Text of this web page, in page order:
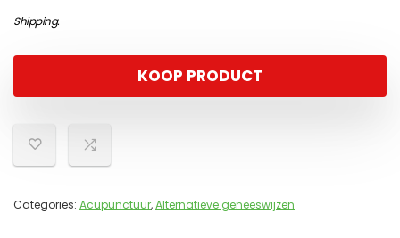
Shipping.
KOOP PRODUCT
Categories: Acupunctuur,Alternatieve geneeswijzen